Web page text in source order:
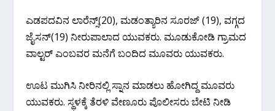
ಎಡಪದವಿನ ಲಾರೆನ್ಸ್(20), ಮಡಂತ್ಯಾರಿನ ಸೂರಜ್ (19), ವಗ್ಗದ
ಜೈಸನ್(19) ನೀರುಪಾಲಾದ ಯುವಕರು. ಮೂಡುಕೋಡಿ ಗ್ರಾಮದ
ವಾಲ್ಟರ್ ಎಂಬವರ ಮನೆಗೆ ಬಂದಿದ ಮೂವರು ಯುವಕರು.
ಊಟ ಮುಗಿಸಿ ನೀರಿನಲ್ಲಿ ಸ್ನಾನ ಮಾಡಲು ಹೋಗಿದ್ದ ಮೂವರು
ಯುವಕರು. ಸ್ಥಳಕ್ಕೆ ತೆರಳಿ ವೇಣೂರು ಪೊಲೀಸರು ಬೇಟಿ ನೀಡಿ